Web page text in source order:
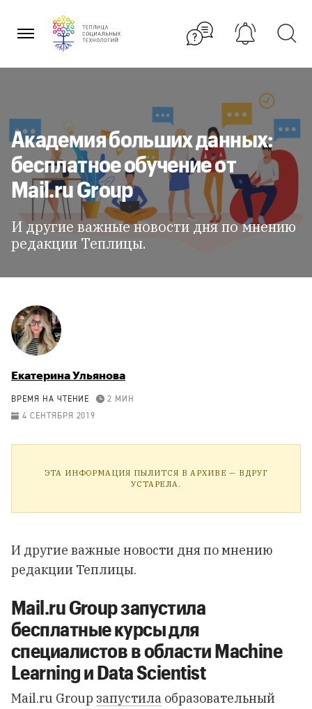
содержанию
Академия больших данных:
бесплатное обучение от
Mail.ru Group
И другие важные новости дня по мнению
редакции Теплицы.
Екатерина Ульянова
ВРЕМЯ НА ЧТЕНИЕ
2 МИН
4 СЕНТЯБРЯ 2019
ЭТА ИНФОРМАЦИЯ ПЫЛИТСЯ В АРХИВЕ — ВДРУГ
УСТАРЕЛА.
И другие важные новости дня по мнению
редакции Теплицы.
Mail.ru Group запустила
бесплатные курсы для
специалистов в области Machine
Learning и Data Scientist
Mail.ru Group запустила образовательный